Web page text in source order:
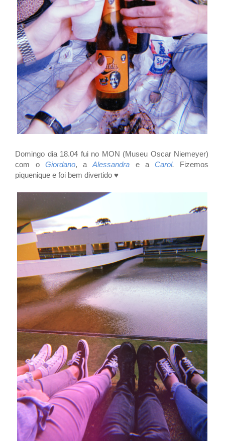
Domingo dia 18.04 fui no MON (Museu Oscar Niemeyer)
com o Giordano, aAlessandra e aCarol. Fizemos
piquenique e foi bem divertido ♥